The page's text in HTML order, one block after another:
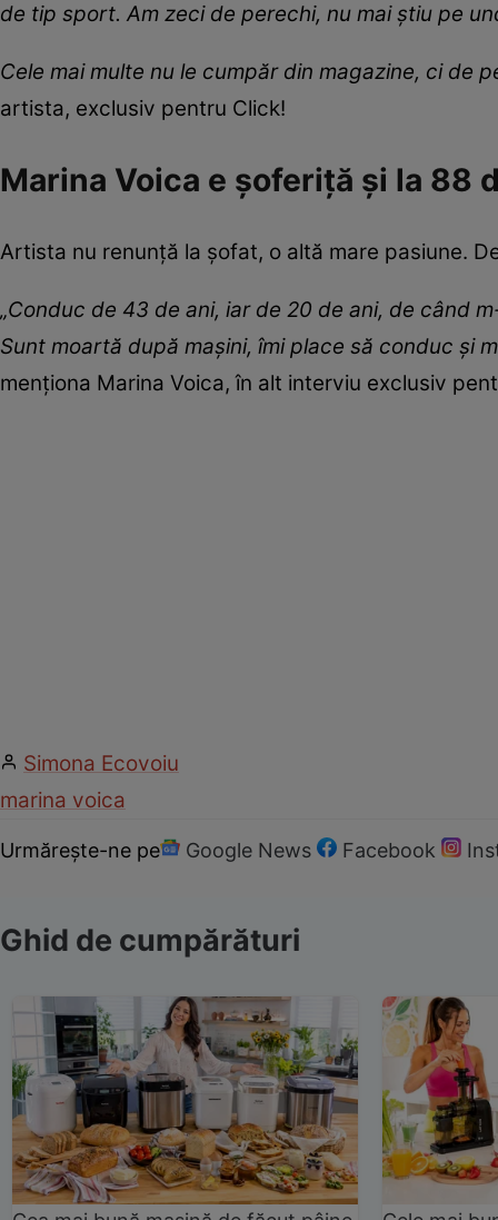
de tip sport. Am zeci de perechi, nu mai știu pe
Cele mai multe nu le cumpăr din magazine, ci de
artista, exclusiv pentru Click!
Marina Voica e șoferiță și la 88
Artista nu renunță la șofat, o altă mare pasiune.
„Conduc de 43 de ani, iar de 20 de ani, de când
Sunt moartă după mașini, îmi place să conduc și
menționa Marina Voica, în alt interviu exclusiv
Simona Ecovoiu
marina voica
Urmărește-ne pe Google News Facebook
Ghid de cumpărături